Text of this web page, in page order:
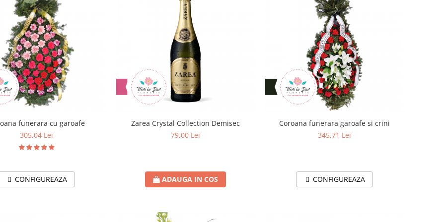
funerara cu garoafe
305,04 Lei
CONFIGUREAZA
Zarea Crystal Collection Demisec
79,00 Lei
ADAUGA IN COS
Coroana funerara garoafe si crini
345,71 Lei
CONFIGUREAZA